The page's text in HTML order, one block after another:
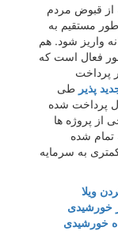
از قبوض مردم
مستقیم به
واریز شود. هم
فعال است که
پرداخت
پذیر طی
پرداخت شده
از پروژه ها
تمام شده
به سرمایه
ویلا
خورشیدی
خورشیدی